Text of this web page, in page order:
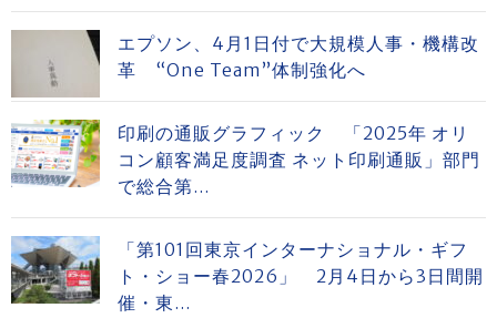
エプソン、4月1日付で大規模人事・機構改
革 “One Team”体制強化へ
印刷の通販グラフィック 「2025年 オリ
コン顧客満足度調査 ネット印刷通販」部門
で総合第...
「第101回東京インターナショナル・ギフ
ト・ショー春2026」 2月4日から3日間開
催・東...